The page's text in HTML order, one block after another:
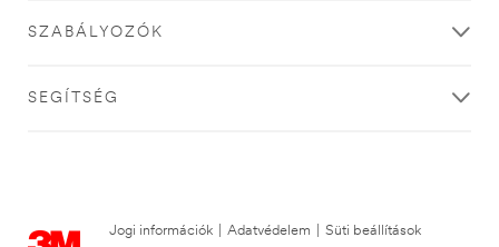
SZABÁLYOZÓK
SEGÍTSÉG
Jogi információk Adatvédelem
Süti beállítások